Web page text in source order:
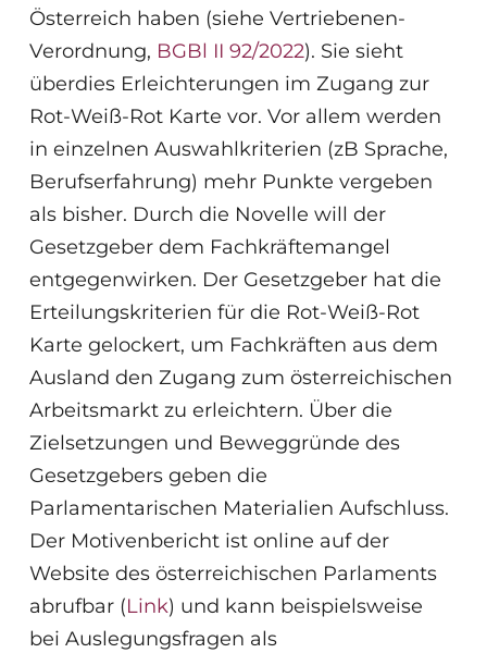
Österreich haben (siehe Vertriebenen-
Verordnung, BGBl II 92/2022). Sie sieht
überdies Erleichterungen im Zugang zur
Rot-Weiß-Rot Karte vor. Vor allem werden
in einzelnen Auswahlkriterien (zB Sprache,
Berufserfahrung) mehr Punkte vergeben
als bisher. Durch die Novelle will der
Gesetzgeber dem Fachkräftemangel
entgegenwirken. Der Gesetzgeber hat die
Erteilungskriterien für die Rot-Weiß-Rot
Karte gelockert, um Fachkräften aus dem
Ausland den Zugang zum österreichischen
Arbeitsmarkt zu erleichtern. Über die
Zielsetzungen und Beweggründe des
Gesetzgebers geben die
Parlamentarischen Materialien Aufschluss.
Der Motivenbericht ist online auf der
Website des österreichischen Parlaments
abrufbar (Link) und kann beispielsweise
bei Auslegungsfragen als